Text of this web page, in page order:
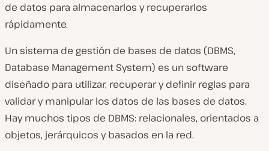
de datos para almacenarlos y recuperarlos
rápidamente.
Un sistema de gestión de bases de datos (DBMS,
Database Management System) es un software
diseñado para utilizar, recuperar y definir reglas para
validar y manipular los datos de las bases de datos.
Hay muchos tipos de DBMS: relacionales, orientados a
objetos, jerárquicos y basados en la red.